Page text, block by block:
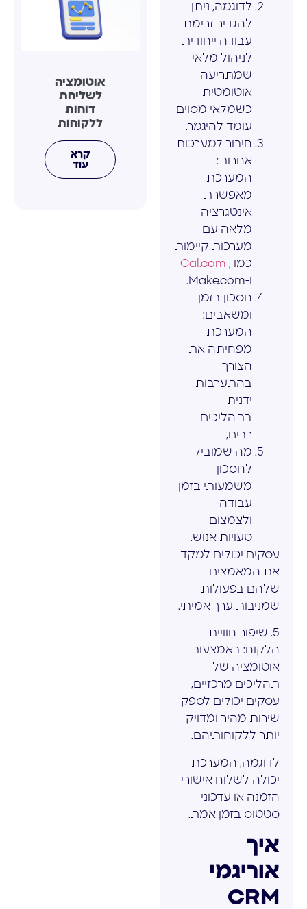
לדוגמה, ניתן
להגדיר זרימת
עבודה ייחודית
לניהול מלאי
שמתריעה
אוטומטית
כשמלאי מסוים
עומד להיגמר.
חיבור למערכות
אחרות:
המערכת
מאפשרת
אינטגרציה
מלאה עם
מערכות קיימות
כמו , Cal.com
ו-Make.com.
חסכון בזמן
ומשאבים:
המערכת
מפחיתה את
הצורך
בהתערבות
ידנית
בתהליכים
רבים,
מה שמוביל
לחסכון
משמעותי בזמן
עבודה
ולצמצום
טעויות אנוש.
עסקים יכולים למקד
את המאמצים
שלהם בפעולות
שמניבות ערך אמיתי.
5. שיפור חוויית
הלקוח: באמצעות
אוטומציה של
תהליכים מרכזיים,
עסקים יכולים לספק
שירות מהיר ומדויק
יותר ללקוחותיהם.
לדוגמה, המערכת
יכולה לשלוח אישורי
הזמנה או עדכוני
סטטוס בזמן אמת.
איך
אוריגמי
CRM
אוטומציה
לשליחת
דוחות
ללקוחות
קרא
עוד